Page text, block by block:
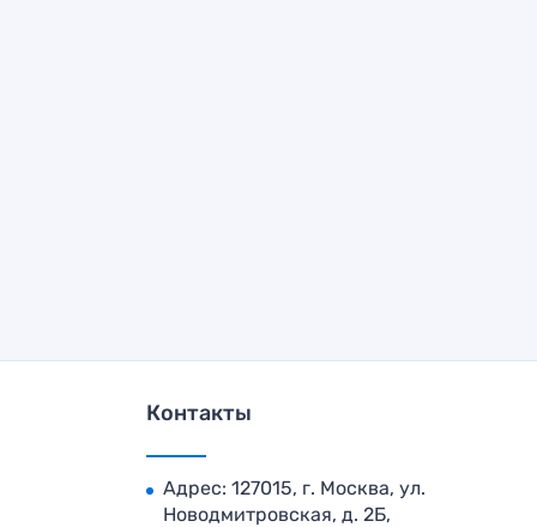
Контакты
Адрес: 127015, г. Москва, ул.
Новодмитровская, д. 2Б,